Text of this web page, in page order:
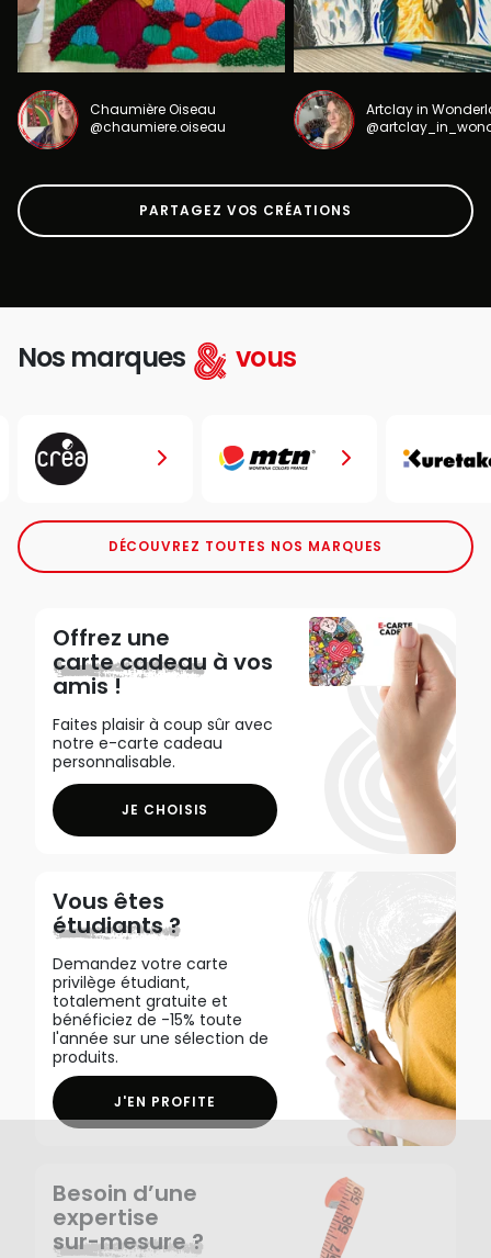
Chaumière Oiseau
@chaumiere.oiseau
Artclay in
PARTAGEZ VOS CRÉATIONS
Nos marques vous
DÉCOUVREZ TOUTES NOS MARQUES
Offrez une
carte cadeau à vos
amis !
Faites plaisir à coup sûr avec
notre e-carte cadeau
personnalisable.
JE CHOISIS
Vous êtes
étudiants ?
Demandez votre carte
privilège étudiant,
totalement gratuite et
bénéficiez de -15% toute
l'année sur une sélection de
produits.
J'EN PROFITE
Besoin d’une
expertise
sur-mesure ?